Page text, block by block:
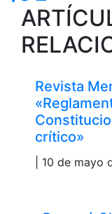
Revista
crítico»
| 10 de mayo